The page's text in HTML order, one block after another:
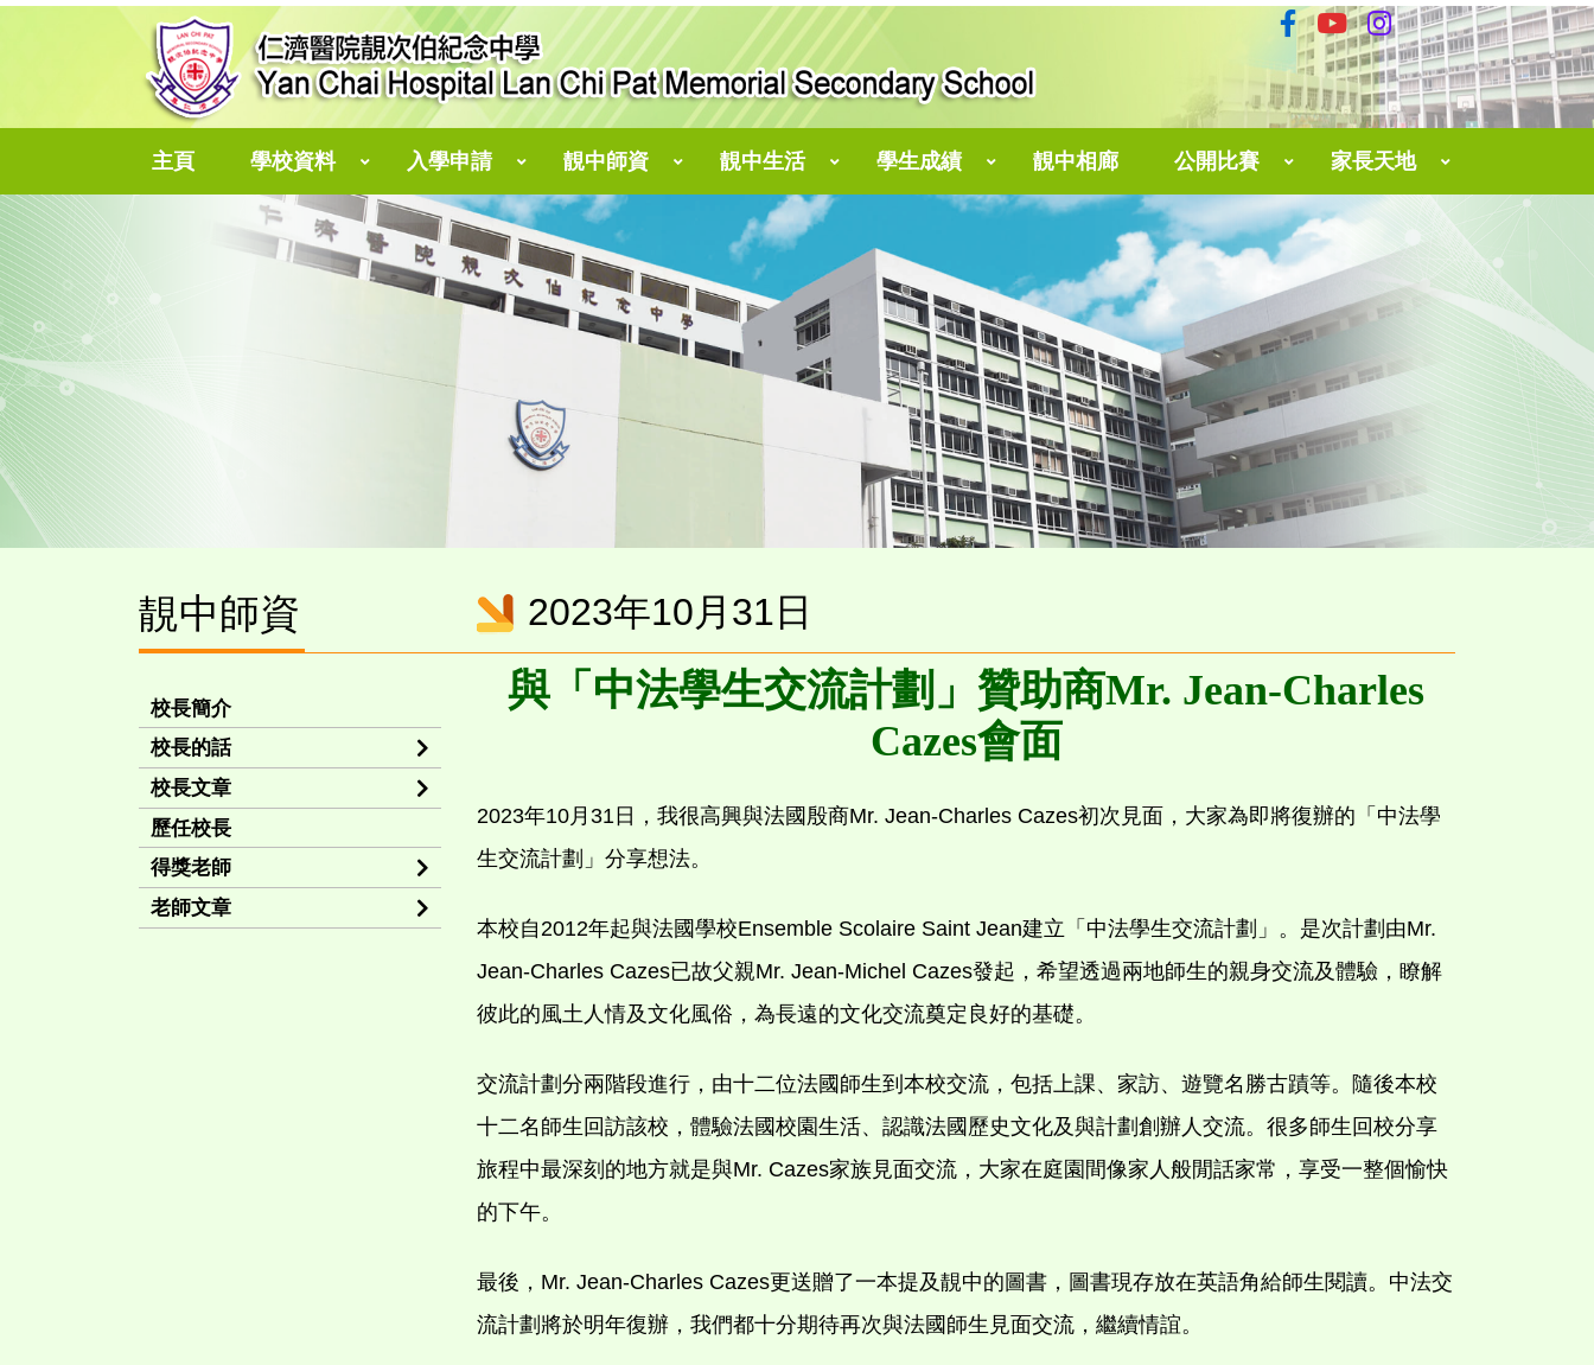
主頁 學校資料 入學申請 靚中師資 靚中生活 學生成績 靚中相廊 公開比賽 家長天地
靚中師資 2023年10月31日
校長簡介
校長的話
校長文章
歷任校長
得獎老師
老師文章
與「中法學生交流計劃」贊助商Mr. Jean-Charles
Cazes會面
2023年10月31日，我很高興與法國殷商Mr. Jean-Charles Cazes初次見面，大家為即將復辦的「中法學
生交流計劃」分享想法。
本校自2012年起與法國學校Ensemble Scolaire Saint Jean建立「中法學生交流計劃」。是次計劃由Mr.
Jean-Charles Cazes已故父親Mr. Jean-Michel Cazes發起，希望透過兩地師生的親身交流及體驗，瞭解
彼此的風土人情及文化風俗，為長遠的文化交流奠定良好的基礎。
交流計劃分兩階段進行，由十二位法國師生到本校交流，包括上課、家訪、遊覽名勝古蹟等。隨後本校
十二名師生回訪該校，體驗法國校園生活、認識法國歷史文化及與計劃創辦人交流。很多師生回校分享
旅程中最深刻的地方就是與Mr. Cazes家族見面交流，大家在庭園間像家人般閒話家常，享受一整個愉快
的下午。
最後，Mr. Jean-Charles Cazes更送贈了一本提及靚中的圖書，圖書現存放在英語角給師生閱讀。中法交
流計劃將於明年復辦，我們都十分期待再次與法國師生見面交流，繼續情誼。